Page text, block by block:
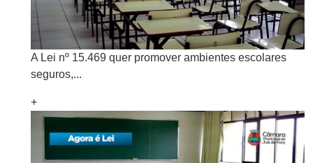
A Lei nº 15.469 quer promover ambientes escolares
seguros,...
+